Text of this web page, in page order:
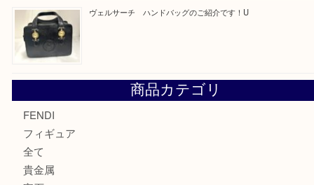
モンブランの時計をお買取させていただきました！U
カルティエのバッグをお買取させていただきました！U